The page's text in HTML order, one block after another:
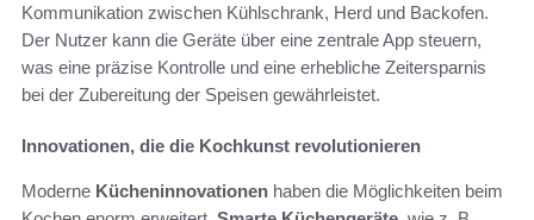
Kommunikation zwischen Kühlschrank, Herd und Backofen.
Der Nutzer kann die Geräte über eine zentrale App steuern,
was eine präzise Kontrolle und eine erhebliche Zeitersparnis
bei der Zubereitung der Speisen gewährleistet.
Innovationen, die die Kochkunst revolutionieren
Moderne Kücheninnovationen haben die Möglichkeiten beim